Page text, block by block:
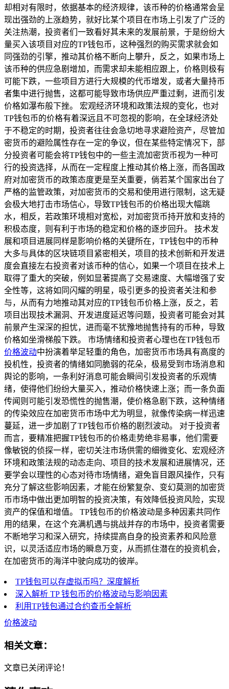
却相对有限时，依据基本的经济规律，该币种的价格通常会呈
现出强劲的上涨趋势，就好比某个项目在市场上引发了广泛的
关注热潮，投资者们一致看好其未来的发展前景，于是纷纷大
量买入该项目对应的TP钱包币，这种强烈的购买需求就会如
同强劲的引擎，推动其价格不断向上攀升，反之，如果市场上
该币种的供应急剧增加，而需求却未能相应跟上，价格则极有
可能下跌，一些项目方进行大规模的代币增发，或者大量持币
者集中进行抛售，这都可能导致市场供应严重过剩，进而引发
价格如瀑布般下挫。 宏观经济环境和政策法规的变化，也对
TP钱包币的价格有着深远且不可忽视的影响，在全球经济处
于不稳定的时期，投资者往往会急切地寻求避险资产，尽管加
密货币的避险属性存在一定的争议，但在某些特定情况下，部
分投资者可能会将TP钱包中的一些主流加密货币视为一种可
行的投资选择，从而在一定程度上推动其价格上涨，而各国政
府对加密货币的政策态度更是至关重要，倘若某个国家出台了
严格的监管政策，对加密货币的交易和使用进行限制，这无疑
会极大地打击市场信心，导致TP钱包币的价格出现大幅跳
水，相反，若政策环境相对宽松，对加密货币持开放和支持的
积极态度，则有利于市场的稳定和价格的逐步回升。 技术发
展和项目进展同样是影响价格的关键所在，TP钱包中的币种
大多与具体的区块链项目紧密相关，项目的技术创新和开发进
度会直接左右投资者对该币种的信心，如果一个项目在技术上
取得了重大的突破，例如显著提高了交易速度、大幅增强了安
全性等，这将如同闪耀的明星，吸引更多的投资者关注和参
与，从而有力地推动其对应的TP钱包币价格上涨，反之，若
项目出现技术漏洞、开发进度延迟等问题，投资者可能会对其
前景产生深深的担忧，进而毫不犹豫地抛售持有的币种，导致
价格如坐滑梯般下跌。 市场情绪和投资者心理也在TP钱包币
价格波动中扮演着举足轻重的角色，加密货币市场具有高度的
投机性，投资者的情绪如同脆弱的花朵，极易受到市场消息和
舆论的影响，一条利好消息可能会瞬间引发投资者的乐观情
绪，使得他们纷纷大量买入，推动价格快速上涨；而一条负面
传闻则可能引发恐慌性的抛售潮，使价格急剧下跌，这种情绪
的传染效应在加密货币市场中尤为明显，就像传染病一样迅速
蔓延，进一步加剧了TP钱包币价格的剧烈波动。 对于投资者
而言，要精准把握TP钱包币的价格走势绝非易事，他们需要
像敏锐的侦探一样，密切关注市场供需的细微变化、宏观经济
环境和政策法规的动态走向、项目的技术发展和进展情况，还
要学会以理性的心态对待市场情绪，避免盲目跟风操作，只有
充分了解这些影响因素，才能在纷繁复杂、变幻莫测的加密货
币市场中做出更加明智的投资决策，有效降低投资风险，实现
资产的保值和增值。 TP钱包币的价格波动是多种因素共同作
用的结果，在这个充满机遇与挑战并存的市场中，投资者需要
不断地学习和深入研究，持续提高自身的投资素养和风险意
识，以灵活适应市场的瞬息万变，从而抓住潜在的投资机会，
在加密货币的海洋中驶向成功的彼岸。
TP钱包可以存虚拟币吗？深度解析
深入解析 TP 钱包币的价格波动与影响因素
利用TP钱包通过合约查币全解析
价格波动
相关文章：
文章已关闭评论！